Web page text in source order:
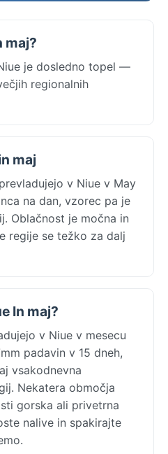
maj?
je dosledno topel —
regionalnih
maj
v Niue v May
na dan, vzorec pa je
Oblačnost je močna in
regije se težko za dalj
In maj?
v Niue v mesecu
padavin v 15 dneh,
vsakodnevna
Nekatera območja
gorska ali privetrna
nalive in spakirajte